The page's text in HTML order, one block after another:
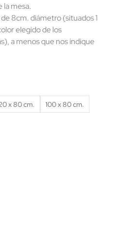
la mesa.
8cm. diámetro (situados 1
elegido de los
a menos que nos indique
x 80 cm.
100 x 80 cm.